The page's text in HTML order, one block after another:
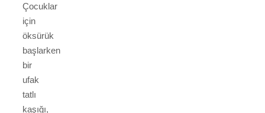
Çocuklar
için
öksürük
başlarken
bir
ufak
tatlı
kaşığı,